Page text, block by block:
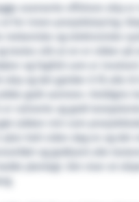
avanserte offshore skip er
for innen prosjektstyring.
mekaniske og elektroniske
testes slik at en er sikker på
og fagfelt som er involvert i
skip og det gjelder å få alle til å
godt sammen. Heldigvis
rutinerte og godt
jobben min som
helt siden dag en og det
og godkjent alle